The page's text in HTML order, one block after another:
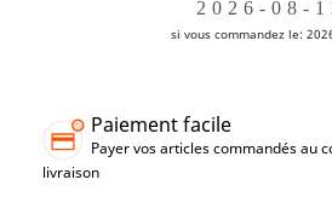
si vous commandez le:
Paiement facile
Payer vos articles commandés au
livraison